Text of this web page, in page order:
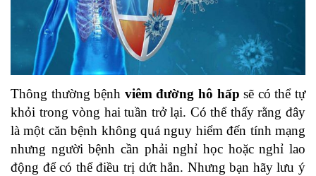
Thông thường bệnh viêm đường hô hấp sẽ có thể tự
khỏi trong vòng hai tuần trở lại. Có thể thấy rằng đây
là một căn bệnh không quá nguy hiểm đến tính mạng
nhưng người bệnh cần phải nghỉ học hoặc nghỉ lao
động để có thể điều trị dứt hẳn. Nhưng bạn hãy lưu ý